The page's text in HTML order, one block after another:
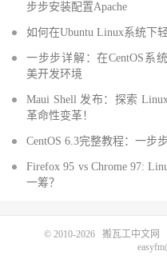
步步安装配置Apache
如何在Ubuntu Linux系统下
一步步详解：在CentOS系
美开发环境
Maui Shell 发布：探索
革命性变革！
CentOS 6.3完整教程：一步
Firefox 95 vs Chrome 97:
一筹？
© 2010-2026 搬瓦工中文网